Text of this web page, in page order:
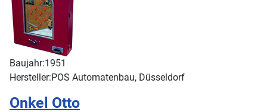
Baujahr:1951
Hersteller:POS Automatenbau, Düsseldorf
Onkel Otto